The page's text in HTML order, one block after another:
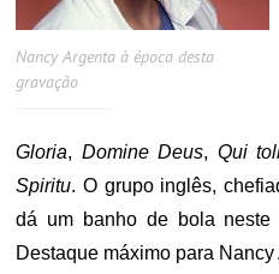
Nancy Argenta à época desta
gravação
Gloria, Domine Deus, Qui
Spiritu. O grupo inglês,
dá um banho de bola neste
Destaque máximo para